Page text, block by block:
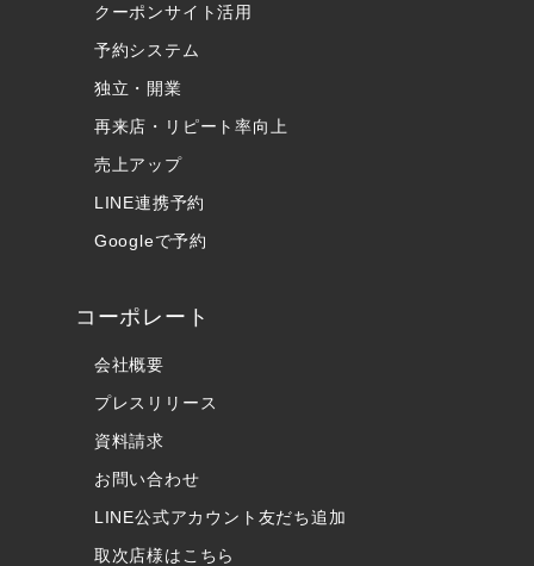
クーポンサイト活用
予約システム
独立・開業
再来店・リピート率向上
売上アップ
LINE連携予約
Googleで予約
コーポレート
会社概要
プレスリリース
資料請求
お問い合わせ
LINE公式アカウント友だち追加
取次店様はこちら